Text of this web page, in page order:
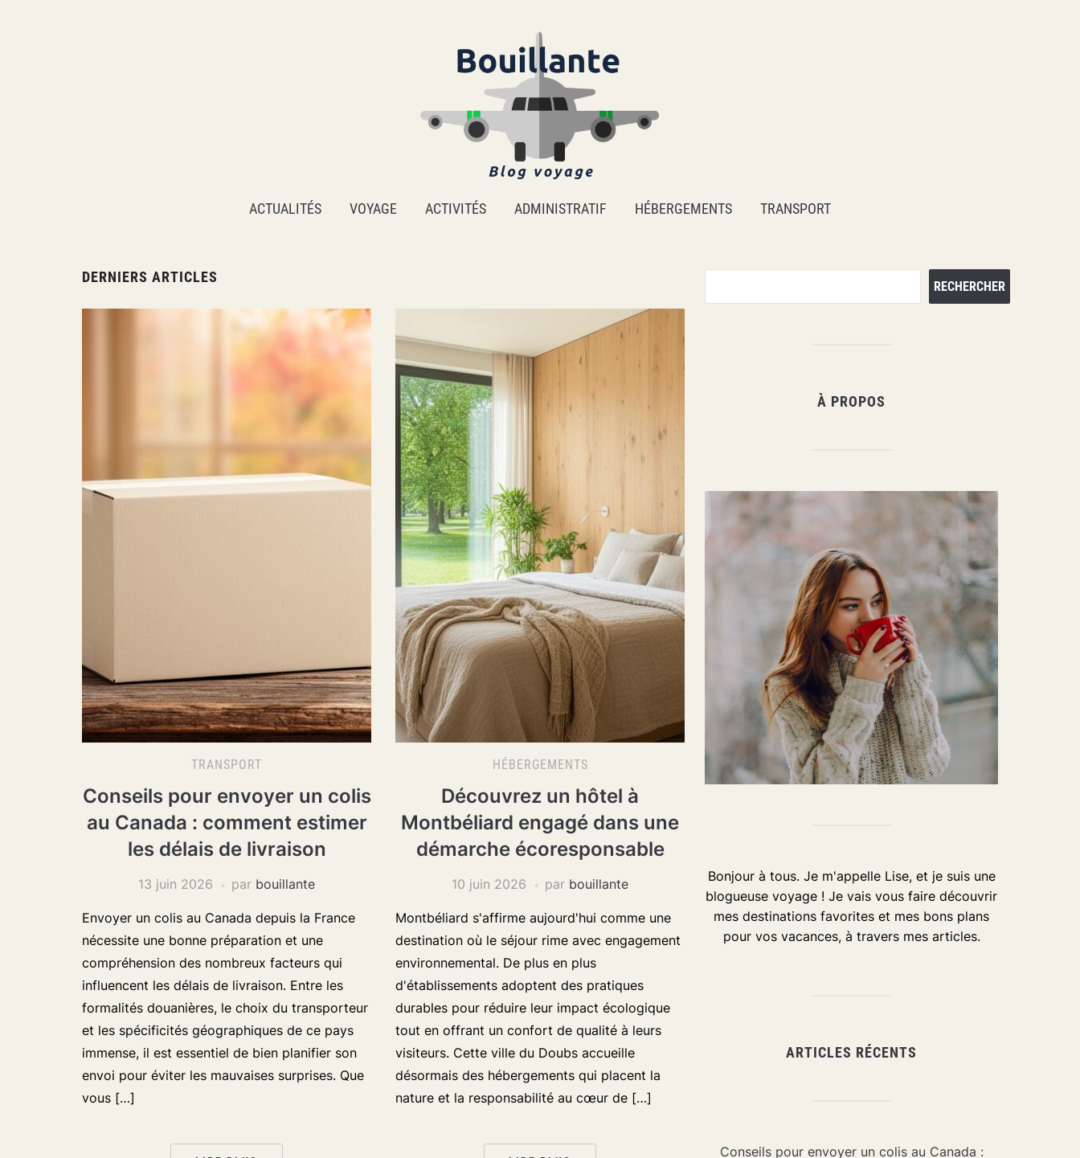
ACTUALITÉS VOYAGE ACTIVITÉS ADMINISTRATIF HÉBERGEMENTS TRANSPORT
DERNIERS ARTICLES
TRANSPORT
Conseils pour envoyer un colis
au Canada : comment estimer
les délais de livraison
13 juin 2026 par bouillante
Envoyer un colis au Canada depuis la France
nécessite une bonne préparation et une
compréhension des nombreux facteurs qui
influencent les délais de livraison. Entre les
formalités douanières, le choix du transporteur
et les spécificités géographiques de ce pays
immense, il est essentiel de bien planifier son
envoi pour éviter les mauvaises surprises. Que
vous […]
HÉBERGEMENTS
Découvrez un hôtel à
Montbéliard engagé dans une
démarche écoresponsable
10 juin 2026 par bouillante
Montbéliard s'affirme aujourd'hui comme une
destination où le séjour rime avec engagement
environnemental. De plus en plus
d'établissements adoptent des pratiques
durables pour réduire leur impact écologique
tout en offrant un confort de qualité à leurs
visiteurs. Cette ville du Doubs accueille
désormais des hébergements qui placent la
nature et la responsabilité au cœur de […]
RECHERCHER
À PROPOS
Bonjour à tous. Je m'appelle Lise, et je suis une
blogueuse voyage ! Je vais vous faire découvrir
mes destinations favorites et mes bons plans
pour vos vacances, à travers mes articles.
ARTICLES RÉCENTS
Conseils pour envoyer un colis au Canada :